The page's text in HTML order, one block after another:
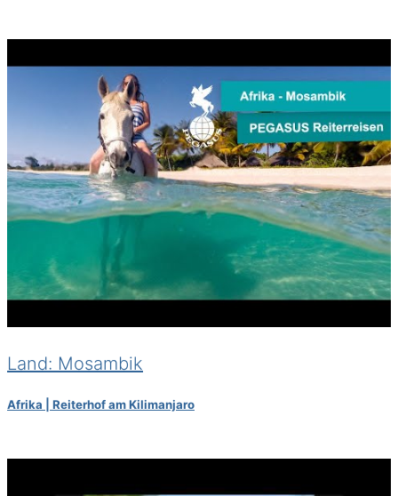
Land: Mosambik
Afrika | Reiterhof am Kilimanjaro